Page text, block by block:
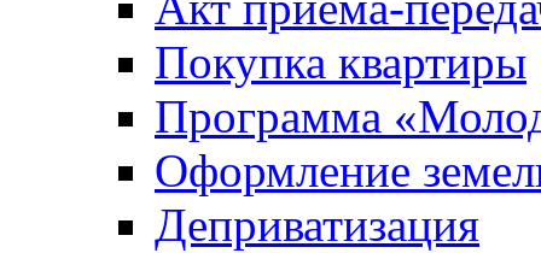
Покупка квартиры
Программа
Оформление
Деприватизация